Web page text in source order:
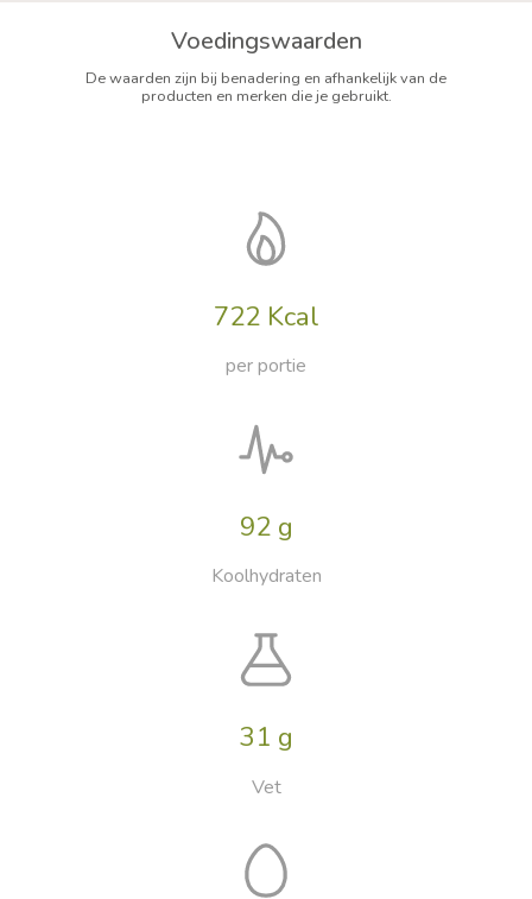
Voedingswaarden
De waarden zijn bij benadering en afhankelijk van de
producten en merken die je gebruikt.
722 Kcal
per portie
92 g
Koolhydraten
31 g
Vet